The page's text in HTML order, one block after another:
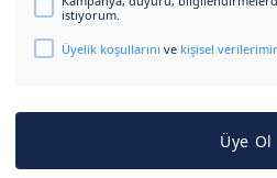
istiyorum.
Üyelik koşullarını ve kişisel
Üye Ol